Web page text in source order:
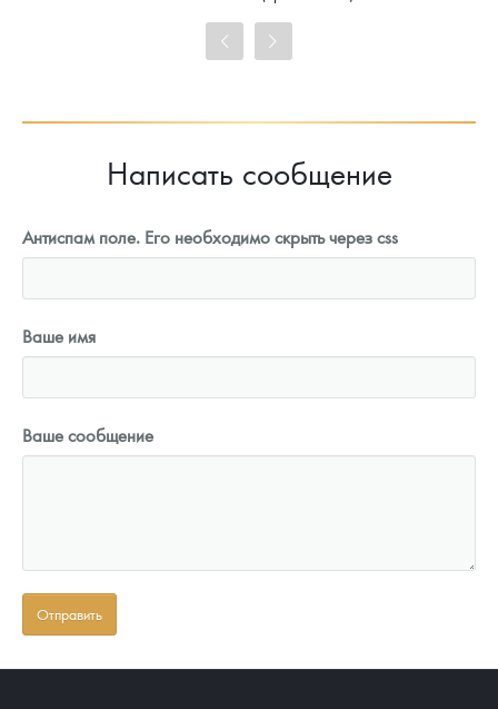
Цена выкупа
Написать сообщение
Антиспам поле. Его необходимо скрыть через css
Ваше имя
Ваше сообщение